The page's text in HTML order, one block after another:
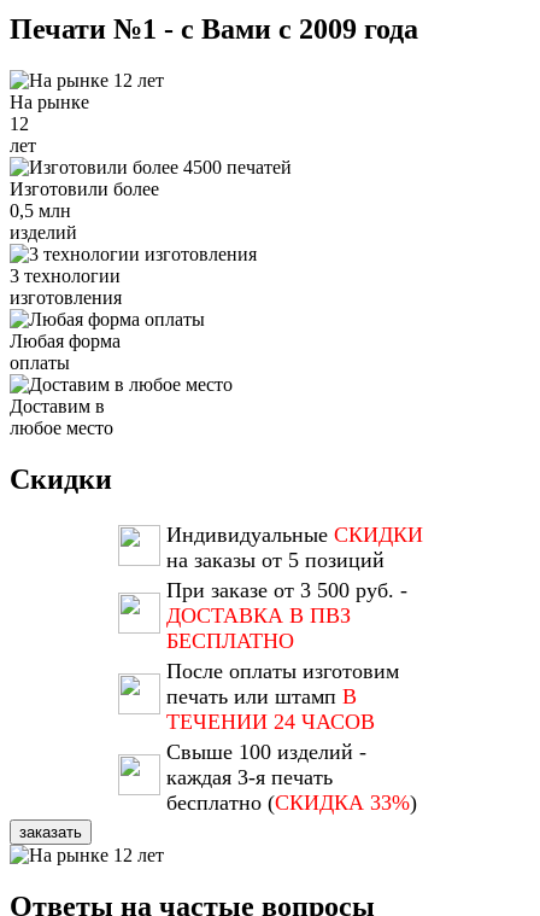
Печати №1 - с Вами с 2009 года
На рынке
12
лет
Изготовили более
0,5 млн
изделий
3 технологии
изготовления
Любая форма
оплаты
Доставим в
любое место
Скидки
Индивидуальные СКИДКИ
на заказы от 5 позиций
При заказе от 3 500 руб. -
ДОСТАВКА В ПВЗ
БЕСПЛАТНО
После оплаты изготовим
печать или штамп В
ТЕЧЕНИИ 24 ЧАСОВ
Свыше 100 изделий -
каждая 3-я печать
бесплатно (СКИДКА 33%)
заказать
Ответы на частые вопросы